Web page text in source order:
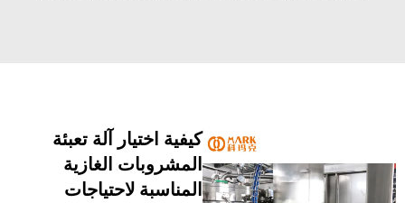
كيفية اختيار آلة تعبئة
المشروبات الغازية
المناسبة لاحتياجات